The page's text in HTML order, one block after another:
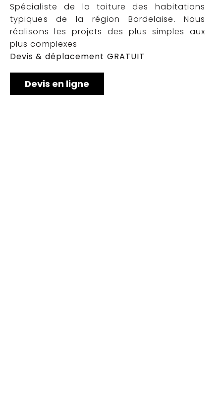
Spécialiste de la toiture des habitations
typiques de la région Bordelaise. Nous
réalisons les projets des plus simples aux
plus complexes
Devis & déplacement GRATUIT
Devis en ligne